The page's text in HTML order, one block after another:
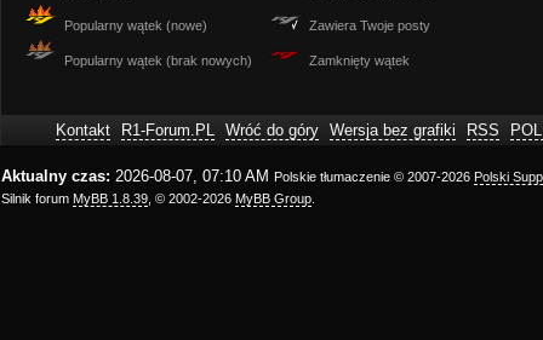
Popularny wątek (nowe)
Popularny wątek (brak nowych)
Zawiera Twoje posty
Zamknięty wątek
Kontakt R1-Forum.PL Wróć do góry Wersja bez grafiki RSS
Aktualny czas: 2026-08-07, 07:10 AM Polskie tłumaczenie © 2007-2026 Polski
Silnik forum MyBB 1.8.39 , © 2002-2026 MyBB Group